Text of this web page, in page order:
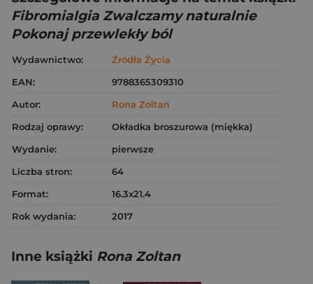
Fibromialgia Zwalczamy naturalnie
Pokonaj przewlekły ból
Wydawnictwo:
Źródła Życia
EAN:
9788365309310
Autor:
Rona Zoltan
Rodzaj oprawy:
Okładka broszurowa (miękka)
Wydanie:
pierwsze
Liczba stron:
64
Format:
16.3x21.4
Rok wydania:
2017
Inne książki Rona Zoltan